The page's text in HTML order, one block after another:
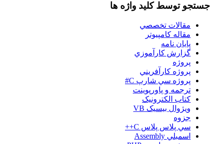
جستجو توسط کلید واژه ها
مقالات تخصصي
مقاله کامپیوتر
پایان نامه
گزارش کارآموزي
پروژه
پروژه کارآفريني
پروژه سي شارپ C#
ترجمه و پاورپوينت
کتاب الکترونيک
ويژوال بيسيک VB
جزوه
سي پلاس پلاس C++
اسمبلي Assembly